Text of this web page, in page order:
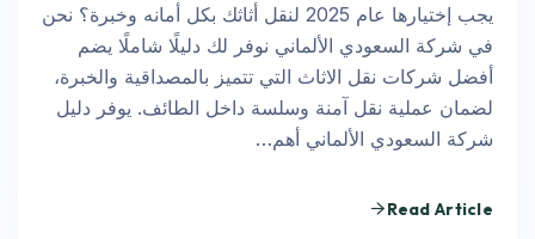
يجب إختيارها عام 2025 لنقل أثاثك بكل أمانه وخبرة؟ نحن
في شركة السعودي الألماني نوفر لك دليلًا شاملًا يضم
أفضل شركات نقل الاثاث التي تتميز بالمصداقية والخبرة،
لضمان عملية نقل آمنة وسلسة داخل الطائف. يوفر دليل
شركة السعودي الألماني أهم…
Read Article